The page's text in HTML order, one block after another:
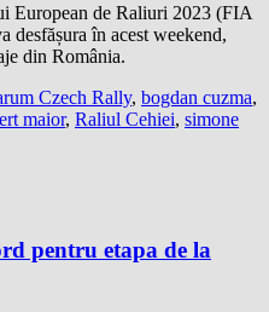
European de Raliuri 2023 (FIA
desfășura în acest weekend,
din România.
Czech Rally, bogdan cuzma,
maior, Raliul Cehiei, simone
pentru etapa de la